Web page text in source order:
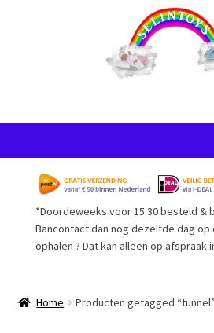
naar
navigatie
inhoud
Startpagina
Voorwaarden
Afrekenen
*Doordeweeks voor 15.30 besteld &
Bancontact dan nog dezelfde dag op
ophalen ? Dat kan alleen op afspraak
Home Producten getagged “tunnel”